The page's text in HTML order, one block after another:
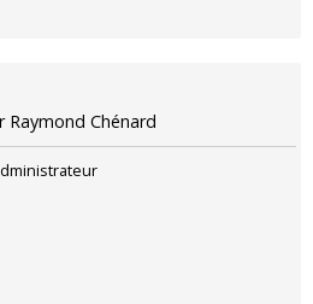
Raymond Chénard